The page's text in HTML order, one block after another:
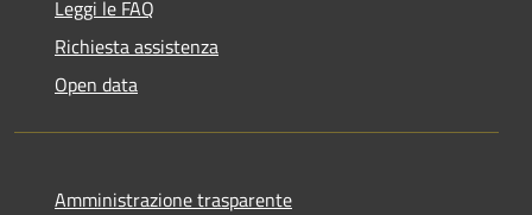
Leggi le FAQ
Richiesta assistenza
Open data
Amministrazione trasparente